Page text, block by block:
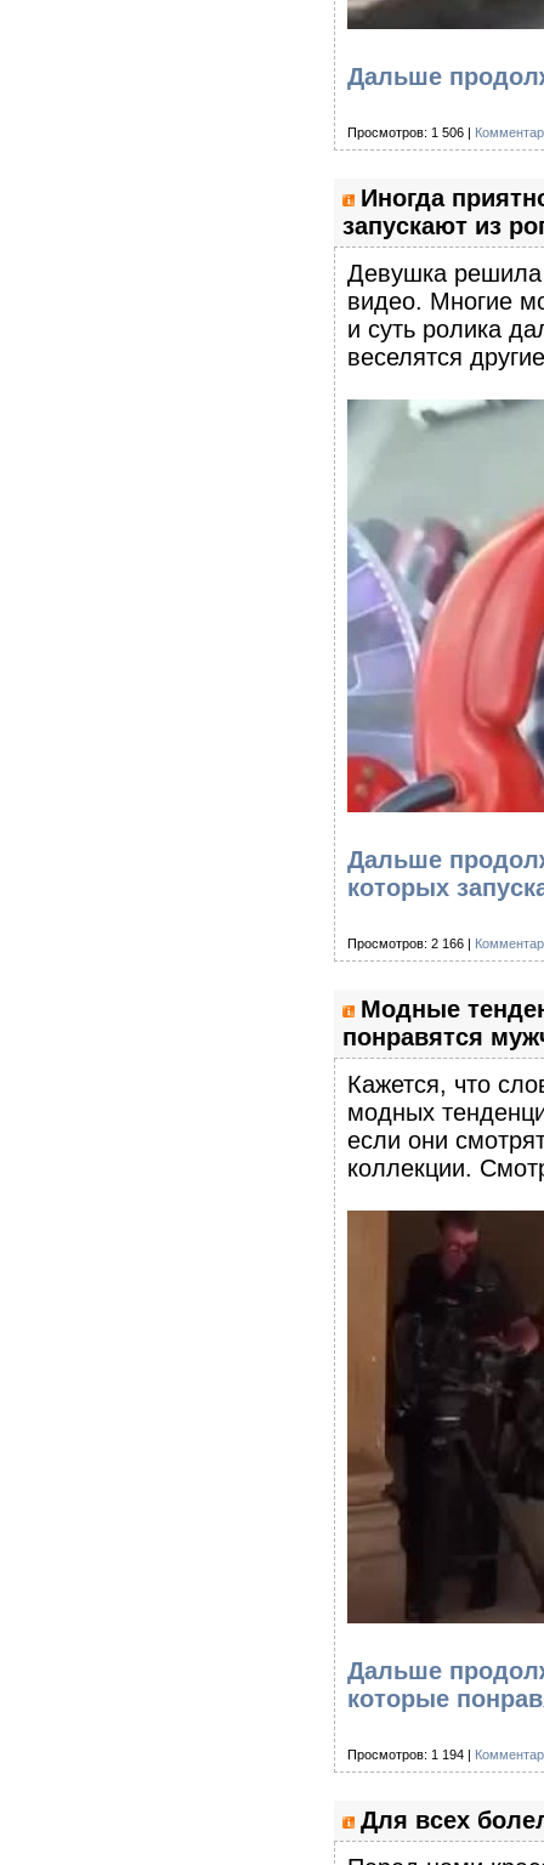
Дальше
Просмотров: 1 506 |
Иногда
запускают из
Девушка решила
видео. Многие
и суть ролика
веселятся
Дальше
которых
Просмотров: 2 166 |
Модные
понравятся
Кажется, что
модных
если они
коллекции.
Дальше
которые
Просмотров: 1 194 |
Для всех